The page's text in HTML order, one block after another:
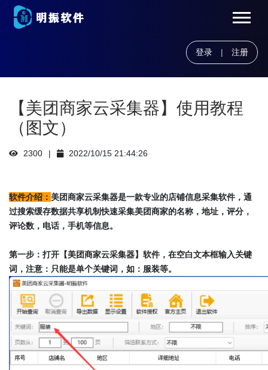
登录 | 注册
【美团商家云采集器】使用教程
（图文）
2300 2022/10/15 21:44:26
软件介绍： 美团商家云采集器是一款专业的店铺信息采集软件，通
过搜索缓存数据共享机制快速采集美团商家的名称，地址，评分，
评论数，电话，手机等信息。
第一步：打开【美团商家云采集器】软件，在空白文本框输入关键
词，注意：只能是单个关键词，如：服装等。